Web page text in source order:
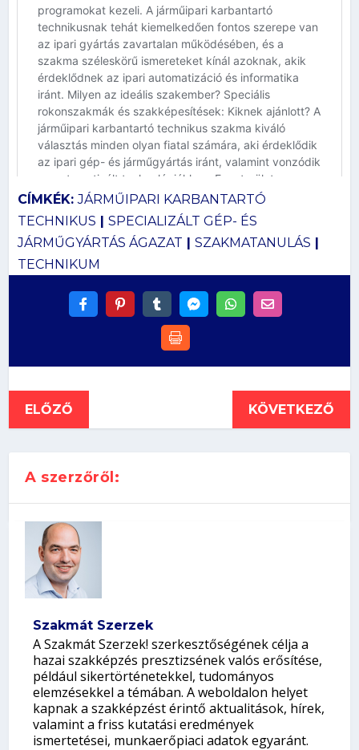
CÍMKÉK:JÁRMŰIPARI KARBANTARTÓ
TECHNIKUS | SPECIALIZÁLT GÉP- ÉS
JÁRMŰGYÁRTÁS ÁGAZAT | SZAKMATANULÁS |
TECHNIKUM
ELŐZŐ KÖVETKEZŐ
A szerzőről:
Szakmát Szerzek
A Szakmát Szerzek! szerkesztőségének célja a
hazai szakképzés presztizsének valós erősítése,
például sikertörténetekkel, tudományos
elemzésekkel a témában. A weboldalon helyet
kapnak a szakképzést érintő aktualitások, hírek,
valamint a friss kutatási eredmények
ismertetései, munkaerőpiaci adatok egyaránt.